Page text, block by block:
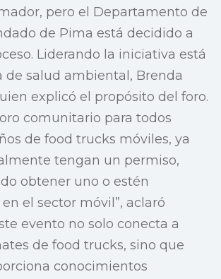
pero el Departamento de
de Pima está decidido a
Liderando la iniciativa está
de salud ambiental, Brenda
explicó el propósito del foro.
comunitario para todos
de food trucks móviles, ya
tengan un permiso,
obtener uno o estén
el sector móvil”, aclaró
evento no solo conecta a
de food trucks, sino que
conocimientos